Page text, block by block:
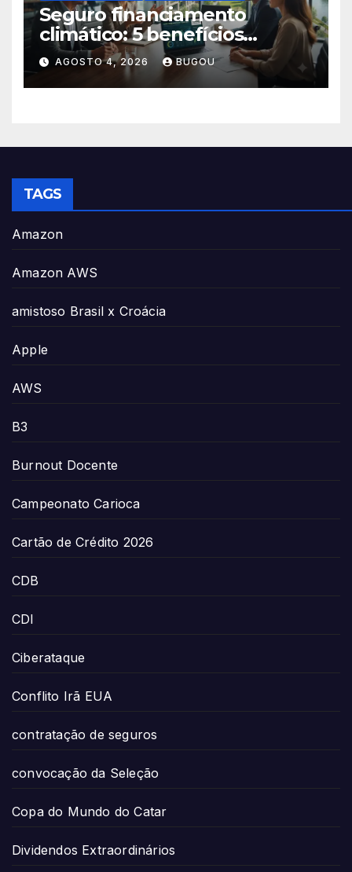
Seguro financiamento
climático: 5 benefícios
essenciais
AGOSTO 4, 2026 BUGOU
TAGS
Amazon
Amazon AWS
amistoso Brasil x Croácia
Apple
AWS
B3
Burnout Docente
Campeonato Carioca
Cartão de Crédito 2026
CDB
CDI
Ciberataque
Conflito Irã EUA
contratação de seguros
convocação da Seleção
Copa do Mundo do Catar
Dividendos Extraordinários